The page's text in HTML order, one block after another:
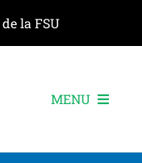
de la FSU
MENU